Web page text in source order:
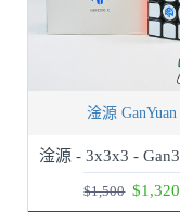
淦源 GanYuan
$1,320
$1,500